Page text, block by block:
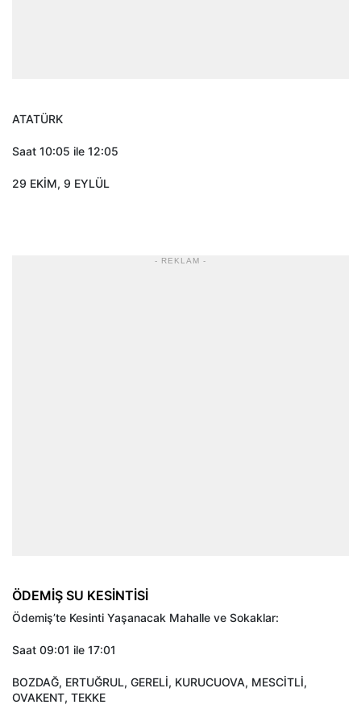
ATATÜRK
Saat 10:05 ile 12:05
29 EKİM, 9 EYLÜL
- REKLAM -
ÖDEMİŞ SU KESİNTİSİ
Ödemiş’te Kesinti Yaşanacak Mahalle ve Sokaklar:
Saat 09:01 ile 17:01
BOZDAĞ, ERTUĞRUL, GERELİ, KURUCUOVA, MESCİTLİ,
OVAKENT, TEKKE